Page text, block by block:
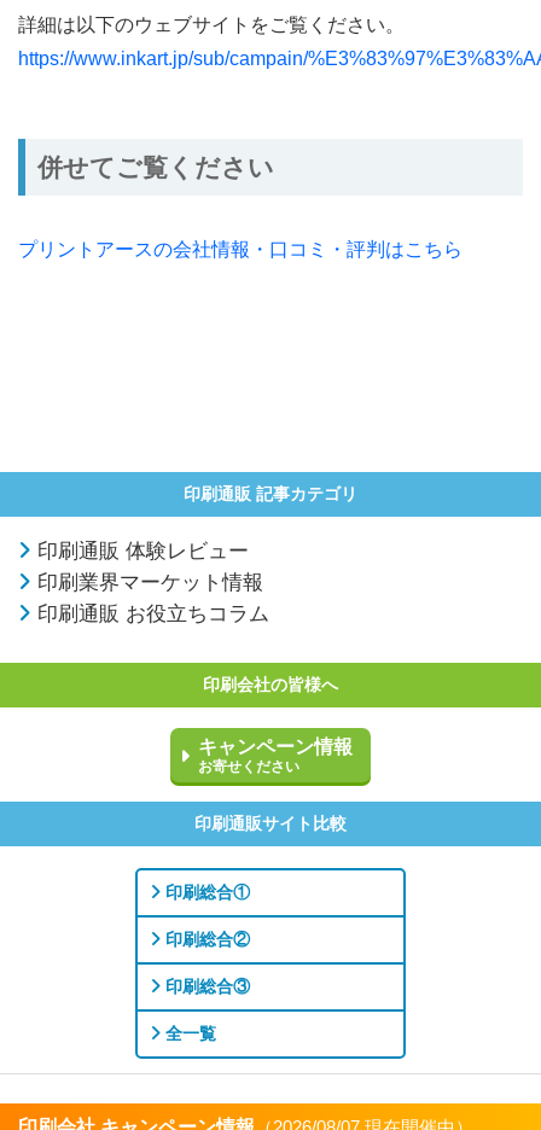
詳細は以下のウェブサイトをご覧ください。
https://www.inkart.jp/sub/campain/
併せてご覧ください
プリントアースの会社情報・口コミ・評判はこちら
印刷通販 記事カテゴリ
印刷通販 体験レビュー
印刷業界マーケット情報
印刷通販 お役立ちコラム
印刷会社の皆様へ
キャンペーン情報
お寄せください
印刷通販サイト比較
印刷総合①
印刷総合②
印刷総合③
全一覧